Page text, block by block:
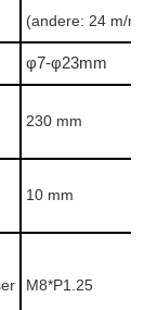
(andere: 24 m/min)
φ7-φ23mm
230 mm
10 mm
M8*P1.25